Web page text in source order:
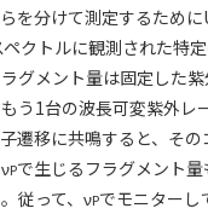
を分けて測定するため
クトルに観測された特
グメント量は固定した
う1台の波長可変紫外レ
遷移に共鳴すると、そ
Pで生じるフラグメント
従って、νPでモニターし